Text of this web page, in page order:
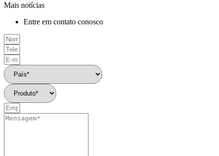
Mais notícias
Entre em contato conosco